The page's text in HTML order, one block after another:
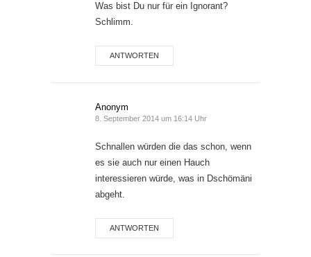
Was bist Du nur für ein Ignorant?
Schlimm.
ANTWORTEN
Anonym
8. September 2014 um 16:14 Uhr
Schnallen würden die das schon, wenn
es sie auch nur einen Hauch
interessieren würde, was in Dschömäni
abgeht.
ANTWORTEN